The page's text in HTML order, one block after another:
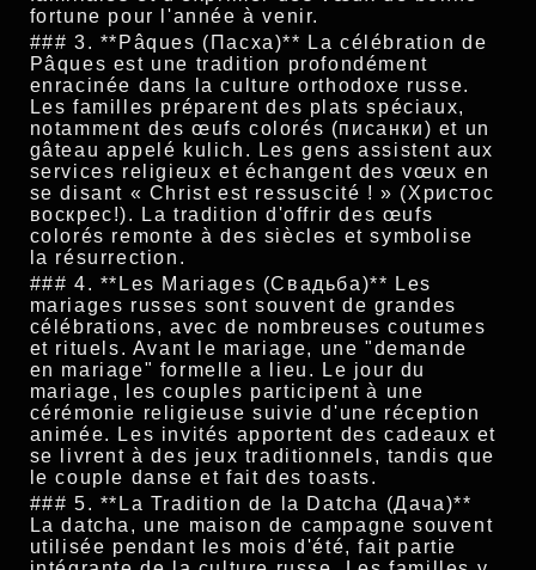
fortune pour l'année à venir.
### 3. **Pâques (Пасха)** La célébration de
Pâques est une tradition profondément
enracinée dans la culture orthodoxe russe.
Les familles préparent des plats spéciaux,
notamment des œufs colorés (писанки) et un
gâteau appelé kulich. Les gens assistent aux
services religieux et échangent des vœux en
se disant « Christ est ressuscité ! » (Христос
воскрес!). La tradition d'offrir des œufs
colorés remonte à des siècles et symbolise
la résurrection.
### 4. **Les Mariages (Свадьба)** Les
mariages russes sont souvent de grandes
célébrations, avec de nombreuses coutumes
et rituels. Avant le mariage, une "demande
en mariage" formelle a lieu. Le jour du
mariage, les couples participent à une
cérémonie religieuse suivie d'une réception
animée. Les invités apportent des cadeaux et
se livrent à des jeux traditionnels, tandis que
le couple danse et fait des toasts.
### 5. **La Tradition de la Datcha (Дача)**
La datcha, une maison de campagne souvent
utilisée pendant les mois d'été, fait partie